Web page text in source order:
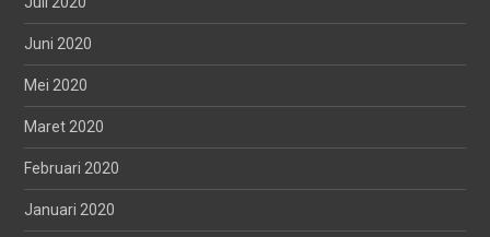
Juni 2020
Mei 2020
Maret 2020
Februari 2020
Januari 2020